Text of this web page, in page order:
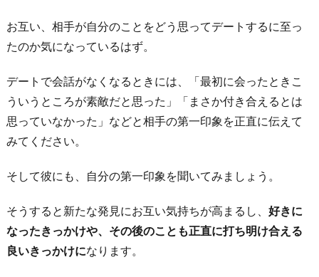
お互い、相手が自分のことをどう思ってデートするに至っ
たのか気になっているはず。
デートで会話がなくなるときには、「最初に会ったときこ
ういうところが素敵だと思った」「まさか付き合えるとは
思っていなかった」などと相手の第一印象を正直に伝えて
みてください。
そして彼にも、自分の第一印象を聞いてみましょう。
そうすると新たな発見にお互い気持ちが高まるし、 好きに
なったきっかけや、その後のことも正直に打ち明け合える
良いきっかけになります。